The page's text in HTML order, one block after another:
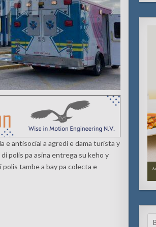
e antisocial a agredi e dama turista y
polis pa asina entrega su keho y
tambe a bay pa colecta e